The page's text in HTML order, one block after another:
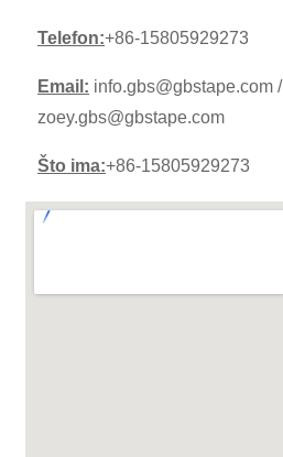
Telefon:+86-15805929273
Email: info.gbs@gbstape.com /
zoey.gbs@gbstape.com
Što ima:+86-15805929273